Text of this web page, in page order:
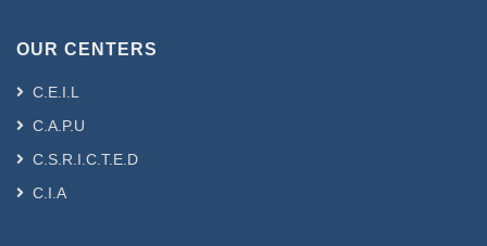
OUR CENTERS
C.E.I.L
C.A.P.U
C.S.R.I.C.T.E.D
C.I.A